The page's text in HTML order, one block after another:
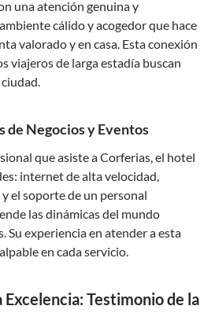
una atención genuina y
cálido y acogedor que hace
valorado y en casa. Esta conexión
viajeros de larga estadía buscan
de Negocios y Eventos
que asiste a Corferias, el hotel
internet de alta velocidad,
el soporte de un personal
las dinámicas del mundo
Su experiencia en atender a esta
en cada servicio.
Testimonio de la